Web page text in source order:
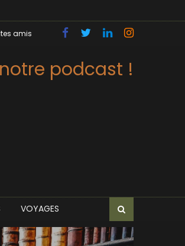
amis
podcast !
VOYAGES